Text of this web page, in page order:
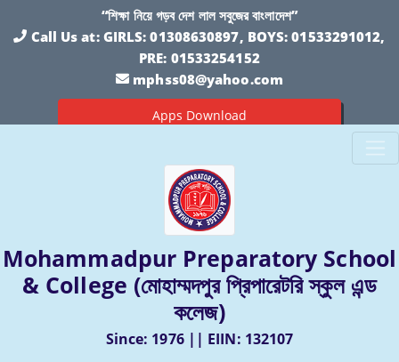
“শিক্ষা নিয়ে গড়ব দেশ লাল সবুজের বাংলাদেশ”
Call Us at: GIRLS: 01308630897, BOYS: 01533291012,
PRE: 01533254152
mphss08@yahoo.com
Apps Download
Mohammadpur Preparatory School
& College (মোহাম্মদপুর প্রিপারেটরি স্কুল এন্ড
কলেজ)
Since: 1976 || EIIN: 132107